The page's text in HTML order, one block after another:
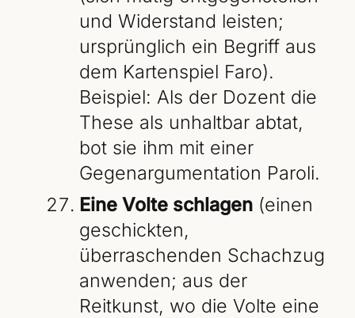
und Widerstand leisten;
ursprünglich ein Begriff aus
dem Kartenspiel Faro).
Beispiel: Als der Dozent die
These als unhaltbar abtat,
bot sie ihm mit einer
Gegenargumentation Paroli.
Eine Volte schlagen(einen
geschickten,
überraschenden Schachzug
anwenden; aus der
Reitkunst, wo die Volte eine